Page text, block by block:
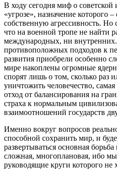
В ходу сегодня миф о
«угрозе», назначение которого
собственную агрессивность. Но
что на военной тропе не найти
международных, ни
противоположных подходов к
развития приобрели особенно
мире накоплены огромные
спорят лишь о том, сколько раз
уничтожить человечество,
отход от балансирования на
страха к нормальным
взаимоотношений государств
Именно вокруг вопросов
способной сохранить мир, и
развертываться основная
сложная, многоплановая, ибо
руководящие круги которого не